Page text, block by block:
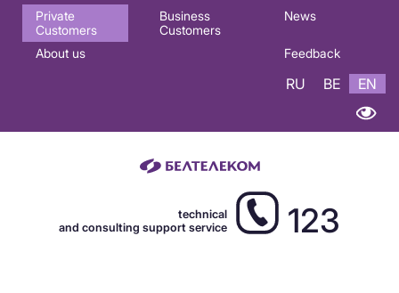
Основная
навигация
Private
Customers
Business
Customers
News
About us Feedback
RU BE EN
technical
and consulting support service
123